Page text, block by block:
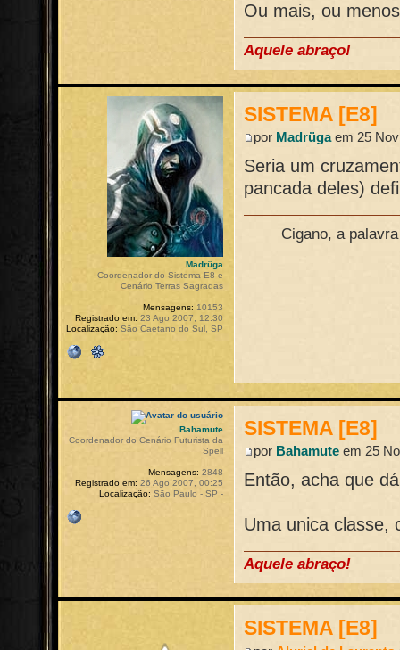
Ou mais, ou
Aquele abraço!
SISTEMA [E8]
por Madrügaem 25
Seria um
pancada deles)
Cigano, a
Madrüga
Coordenador do Sistema E8 e
Cenário Terras Sagradas
Mensagens: 10153
Registrado em: 23 Ago 2007, 12:30
Localização: São Caetano do Sul, SP
SISTEMA [E8]
por Bahamute em 25
Então, acha que
Uma unica classe,
Aquele abraço!
Bahamute
Coordenador do Cenário Futurista da
Spell
Mensagens: 2848
Registrado em: 26 Ago 2007, 00:25
Localização: São Paulo - SP -
SISTEMA [E8]